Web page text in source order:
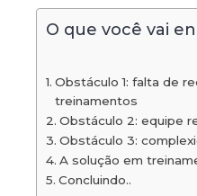
O que você vai
Obstáculo 1: falta de
treinamentos
Obstáculo 2: equipe
Obstáculo 3:
A solução em
Concluindo..